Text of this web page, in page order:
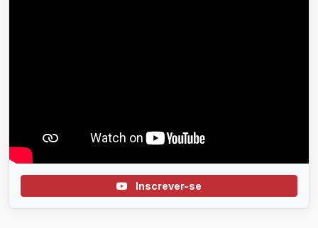
Inscrever-se